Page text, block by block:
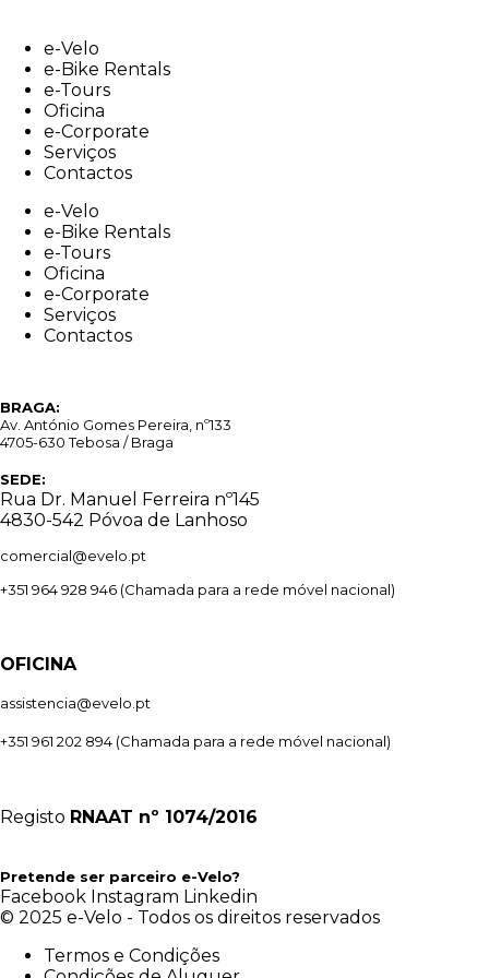
contente-Velo
e-Bike Rentals
e-Tours
Oficina
e-Corporate
Serviços
Contactos
e-Velo
e-Bike Rentals
e-Tours
Oficina
e-Corporate
Serviços
Contactos
BRAGA:
Av. António Gomes Pereira, nº133
4705-630 Tebosa / Braga
SEDE:
Rua Dr. Manuel Ferreira nº145
4830-542 Póvoa de Lanhoso
comercial@evelo.pt
+351 964 928 946 (Chamada para a rede móvel nacional)
OFICINA
assistencia@evelo.pt
+351 961 202 894 (Chamada para a rede móvel nacional)
Registo RNAAT nº 1074/2016
Pretende ser parceiro e-Velo?
Facebook Instagram Linkedin
© 2025 e-Velo - Todos os direitos reservados
Termos e Condições